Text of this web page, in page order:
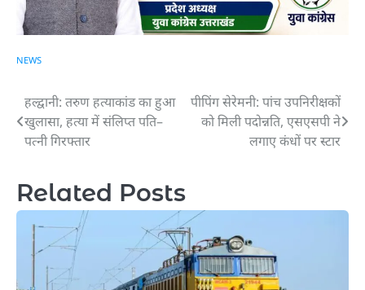
NEWS
Post
navigation
हल्द्वानी: तरुण हत्याकांड का हुआ
खुलासा, हत्या में संलिप्त पति–
पत्नी गिरफ्तार
पीपिंग सेरेमनी: पांच उपनिरीक्षकों
को मिली पदोन्नति, एसएसपी ने
लगाए कंधों पर स्टार
Related Posts